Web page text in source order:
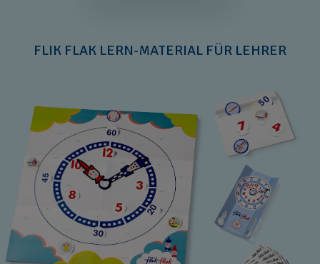
FLIK FLAK LERN-MATERIAL FÜR LEHRER